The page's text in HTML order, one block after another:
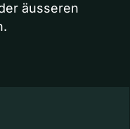
äusseren